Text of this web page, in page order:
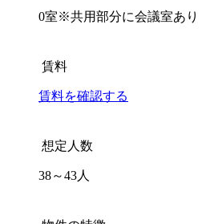
0室※共用部分に会議室あり
賃料
賃料を確認する
想定人数
38～43人